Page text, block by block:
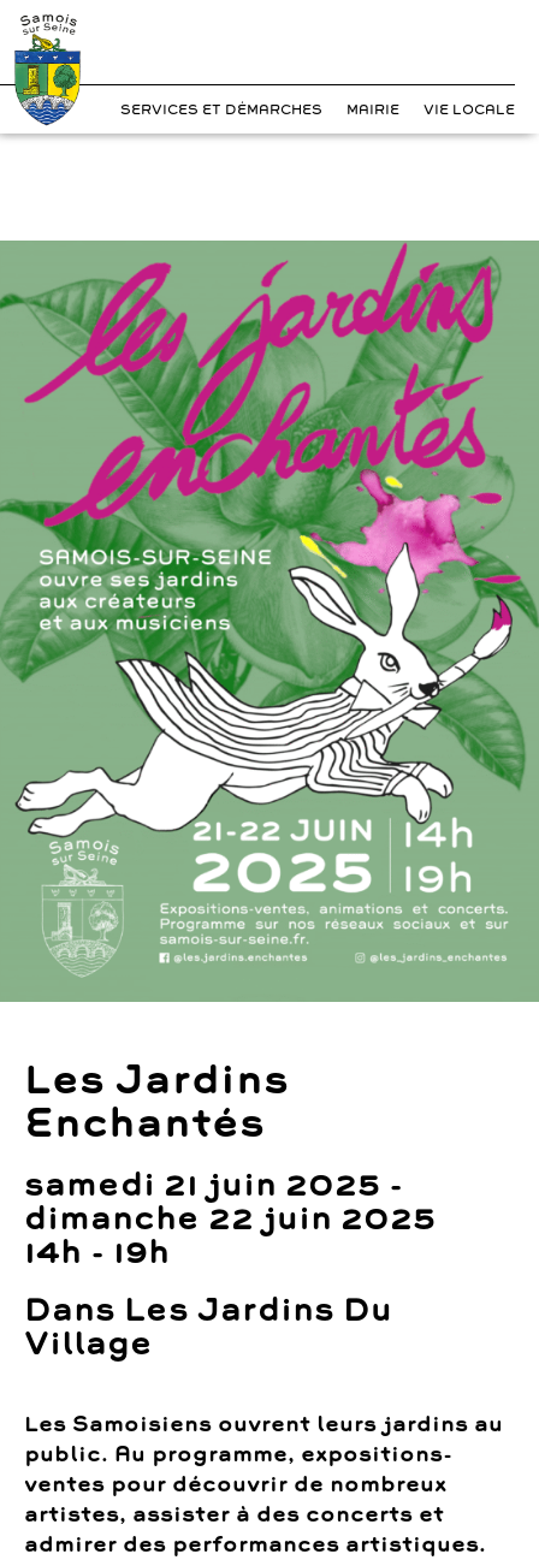
?>
Skip
to
content
SERVICES ET DÉMARCHES MAIRIE VIE LOCALE
Les Jardins
Enchantés
samedi 21 juin 2025 -
dimanche 22 juin 2025
14h - 19h
Dans Les Jardins Du
Village
Les Samoisiens ouvrent leurs jardins au
public. Au programme, expositions-
ventes pour découvrir de nombreux
artistes, assister à des concerts et
admirer des performances artistiques.
Cookies management panel